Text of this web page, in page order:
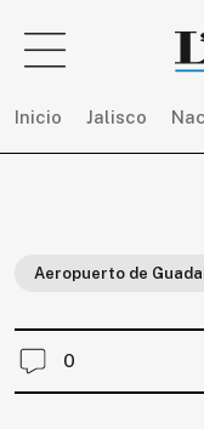
Inicio Jalisco
actualidad
únete
a
Aeropuerto de
0